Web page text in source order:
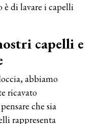
è di lavare i capelli
capelli e
abbiamo
ricavato
che sia
rappresenta